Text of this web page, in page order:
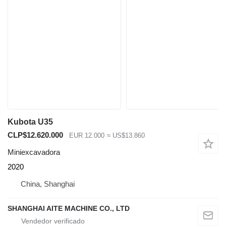
Kubota U35
CLP$12.620.000
EUR 12.000 ≈ US$13.860
Miniexcavadora
2020
China, Shanghai
SHANGHAI AITE MACHINE CO., LTD